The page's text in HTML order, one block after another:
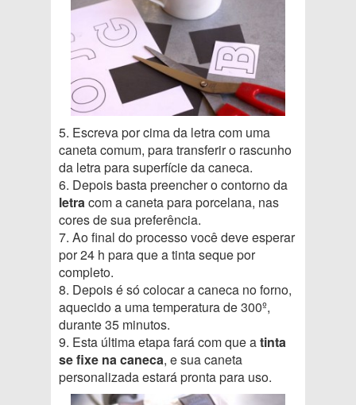
5. Escreva por cima da letra com uma
caneta comum, para transferir o rascunho
da letra para superfície da caneca.
6. Depois basta preencher o contorno da
letracom a caneta para porcelana, nas
cores de sua preferência.
7. Ao final do processo você deve esperar
por 24 h para que a tinta seque por
completo.
8. Depois é só colocar a caneca no forno,
aquecido a uma temperatura de 300º,
durante 35 minutos.
9. Esta última etapa fará com que atinta
se fixe na caneca, e sua caneta
personalizada estará pronta para uso.